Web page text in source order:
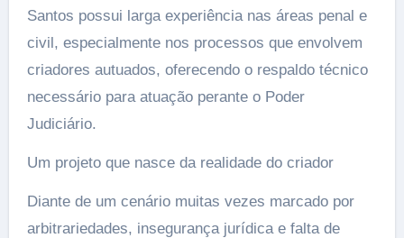
Santos possui larga experiência nas áreas penal e
civil, especialmente nos processos que envolvem
criadores autuados, oferecendo o respaldo técnico
necessário para atuação perante o Poder
Judiciário.
Um projeto que nasce da realidade do criador
Diante de um cenário muitas vezes marcado por
arbitrariedades, insegurança jurídica e falta de